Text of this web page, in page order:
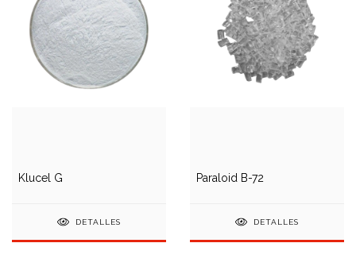
Klucel G
DETALLES
Paraloid B-72
DETALLES